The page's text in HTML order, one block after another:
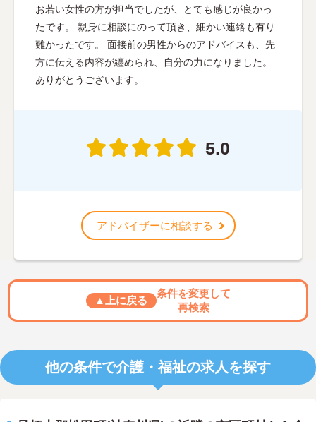
お若い女性の方が担当でしたが、とても感じが良かっ
たです。 親身に相談にのって頂き、細かい連絡も有り
難かったです。 面接前の男性からのアドバイスも、先
方に伝える内容が纏められ、自分の力になりました。
ありがとうございます。
5.0
アドバイザーに相談する
▲上に戻る
条件を変更して
再検索
他の条件で介護・福祉の求人を探す